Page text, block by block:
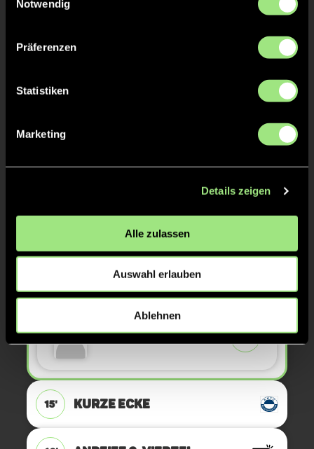
Notwendig
Präferenzen
Statistiken
Marketing
Details zeigen
Alle zulassen
Auswahl erlauben
Ablehnen
MaxB. 32
TOR 0:4, KURZE ECKE - TOR
MaxB.
15' KURZE ECKE